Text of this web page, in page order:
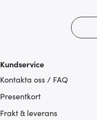
Kundservice
Kontakta oss / FAQ
Presentkort
Frakt & leverans